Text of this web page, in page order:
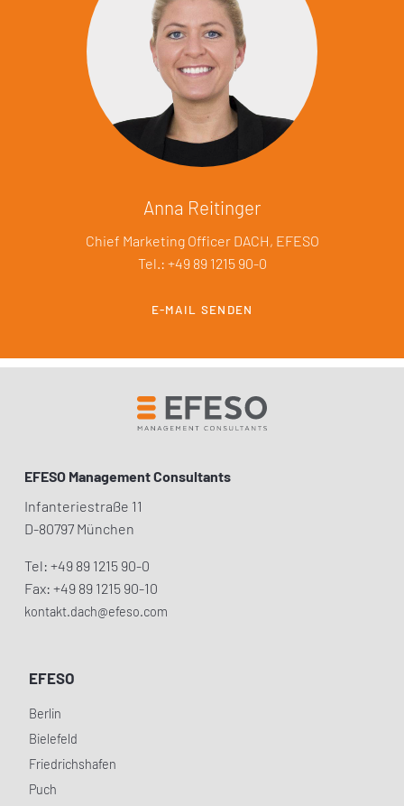
Anna Reitinger
Chief Marketing Officer DACH, EFESO
Tel.: +49 89 1215 90-0
E-MAIL SENDEN
EFESO Management Consultants
Infanteriestraße 11
D-80797 München
Tel: +49 89 1215 90-0
Fax: +49 89 1215 90-10
kontakt.dach@efeso.com
EFESO
Berlin
Bielefeld
Friedrichshafen
Puch